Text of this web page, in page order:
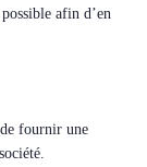
afin d’en
fournir une